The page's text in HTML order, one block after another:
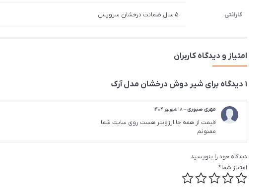
گارانتی 5 سال ضمانت درخشان سرویس
امتیاز و دیدگاه کاربران
1 دیدگاه برای شیر دوش درخشان مدل آرک
مهری صبوری–18 شهریور 1404
قیمت از همه جا ارزونتر هست روی سایت شما
ممنونم
دیدگاه خود را بنویسید
امتیاز شما*